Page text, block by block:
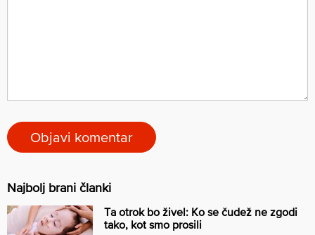
Najbolj brani članki
Ta otrok bo živel: Ko se čudež ne zgodi
tako, kot smo prosili